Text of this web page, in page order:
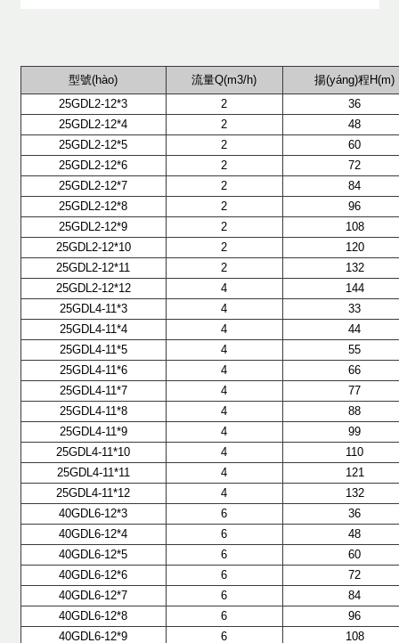
型號(hào) 流量Q(m3/h)
揚(yáng)程H(m)
25GDL2-12*3
2
36
25GDL2-12*4
2
48
25GDL2-12*5
2
60
25GDL2-12*6
2
72
25GDL2-12*7
2
84
25GDL2-12*8
2
96
25GDL2-12*9
2
108
25GDL2-12*10
2
120
25GDL2-12*11
2
132
25GDL2-12*12
4
144
25GDL4-11*3
4
33
25GDL4-11*4
4
44
25GDL4-11*5
4
55
25GDL4-11*6
4
66
25GDL4-11*7
4
77
25GDL4-11*8
4
88
25GDL4-11*9
4
99
25GDL4-11*10
4
110
25GDL4-11*11
4
121
25GDL4-11*12
4
132
40GDL6-12*3
6
36
40GDL6-12*4
6
48
40GDL6-12*5
6
60
40GDL6-12*6
6
72
40GDL6-12*7
6
84
40GDL6-12*8
6
96
40GDL6-12*9
6 108